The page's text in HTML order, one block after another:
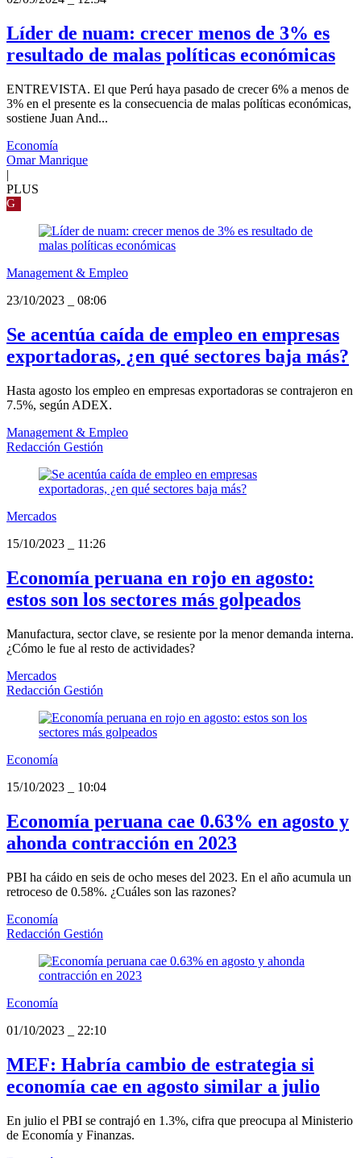
Líder de nuam: crecer menos de 3% es
resultado de malas políticas económicas
ENTREVISTA. El que Perú haya pasado de crecer 6% a menos de
3% en el presente es la consecuencia de malas políticas económicas,
sostiene Juan And...
Economía
Omar Manrique
|
PLUS
G
Management & Empleo
23/10/2023
08:06
Se acentúa caída de empleo en empresas
exportadoras, ¿en qué sectores baja más?
Hasta agosto los empleo en empresas exportadoras se contrajeron en
7.5%, según ADEX.
Management & Empleo
Redacción Gestión
Mercados
15/10/2023
11:26
Economía peruana en rojo en agosto:
estos son los sectores más golpeados
Manufactura, sector clave, se resiente por la menor demanda interna.
¿Cómo le fue al resto de actividades?
Mercados
Redacción Gestión
Economía
15/10/2023
10:04
Economía peruana cae 0.63% en agosto y
ahonda contracción en 2023
PBI ha cáido en seis de ocho meses del 2023. En el año acumula un
retroceso de 0.58%. ¿Cuáles son las razones?
Economía
Redacción Gestión
Economía
01/10/2023
22:10
MEF: Habría cambio de estrategia si
economía cae en agosto similar a julio
En julio el PBI se contrajó en 1.3%, cifra que preocupa al Ministerio
de Economía y Finanzas.